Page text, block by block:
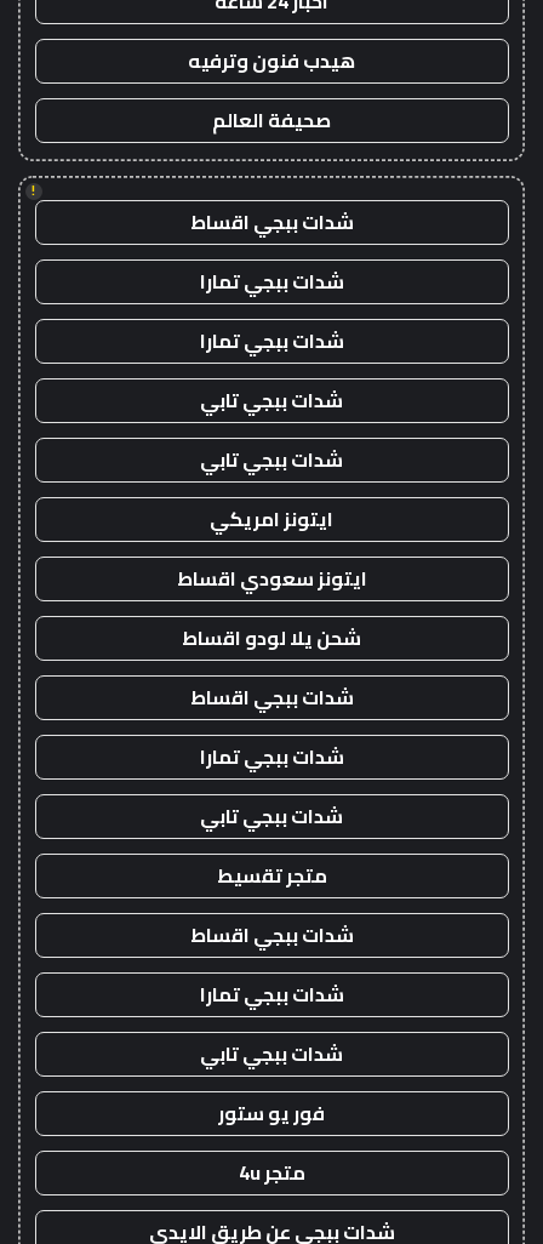
هيدب فنون وترفيه
صحيفة العالم
!
شدات ببجي اقساط
شدات ببجي تمارا
شدات ببجي تمارا
شدات ببجي تابي
شدات ببجي تابي
ايتونز امريكي
ايتونز سعودي اقساط
شحن يلا لودو اقساط
شدات ببجي اقساط
شدات ببجي تمارا
شدات ببجي تابي
متجر تقسيط
شدات ببجي اقساط
شدات ببجي تمارا
شدات ببجي تابي
فور يو ستور
متجر 4u
شدات ببجي عن طريق الايدي